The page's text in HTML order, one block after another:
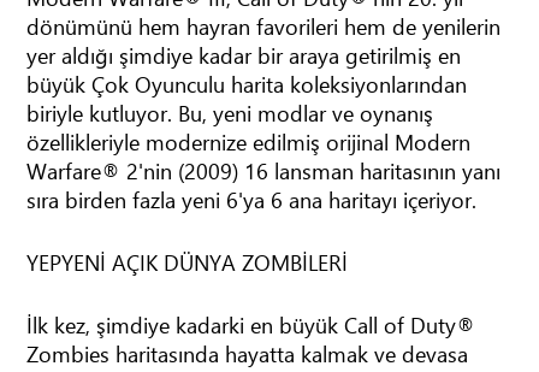
dönümünü hem hayran favorileri hem de yenilerin
yer aldığı şimdiye kadar bir araya getirilmiş en
büyük Çok Oyunculu harita koleksiyonlarından
biriyle kutluyor. Bu, yeni modlar ve oynanış
özellikleriyle modernize edilmiş orijinal Modern
Warfare® 2'nin (2009) 16 lansman haritasının yanı
sıra birden fazla yeni 6'ya 6 ana haritayı içeriyor.
YEPYENİ AÇIK DÜNYA ZOMBİLERİ
İlk kez, şimdiye kadarki en büyük Call of Duty®
Zombies haritasında hayatta kalmak ve devasa